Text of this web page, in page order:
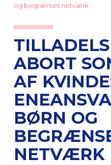
og begrænset netværk
ABORT
AF
BØRN OG
NETVÆRK